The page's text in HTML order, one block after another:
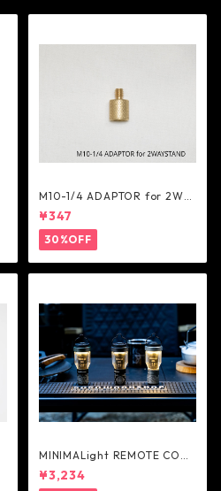
M10-1/4 ADAPTOR for 2WA
Y STAND - 5050WORKSHOP
¥347
30%OFF
MINIMALight REMOTE CONT
ROL 2.0 - 5050WORKSHOP
¥3,234